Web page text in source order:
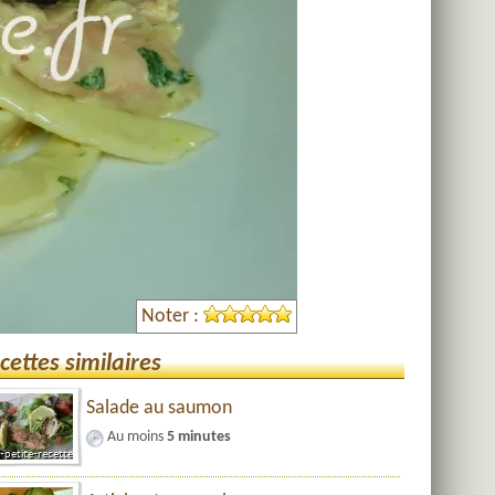
Noter :
similaires
Salade au saumon
Au moins 5 minutes